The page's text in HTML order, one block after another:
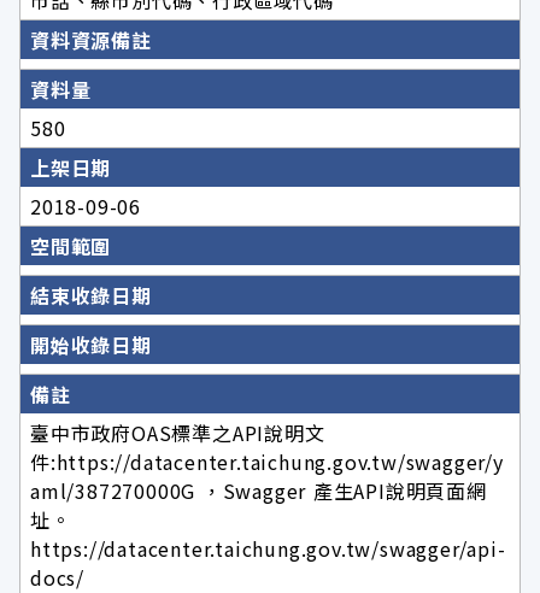
資料資源備註
資料量
580
上架日期
2018-09-06
空間範圍
結束收錄日期
開始收錄日期
備註
臺中市政府OAS標準之API說明文
件:https://datacenter.taichung.gov.tw/swagger/y
aml/387270000G ，Swagger 產生API說明頁面網
址。
https://datacenter.taichung.gov.tw/swagger/api-
docs/